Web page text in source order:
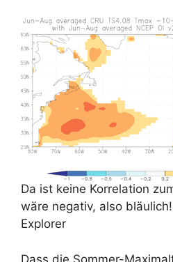
Da ist keine Korrelation
wäre negativ, also
Explorer
Dass die Sommer-